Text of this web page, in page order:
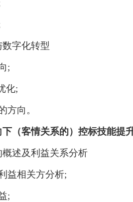
字化转型
;
化;
方向。
（客情关系的）控标技能提
述及利益关系分析
益相关方分析;
;